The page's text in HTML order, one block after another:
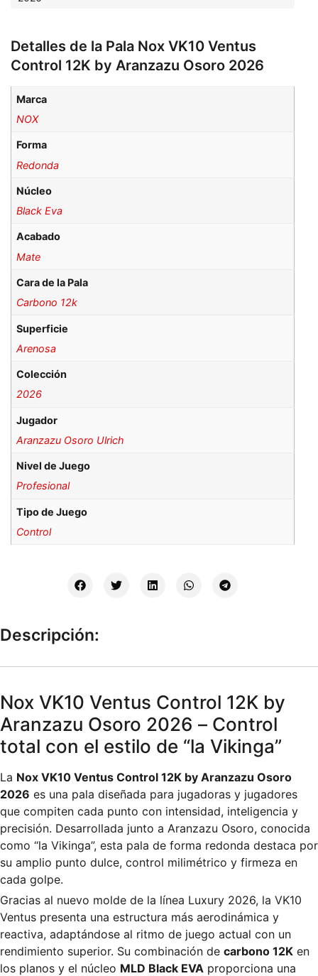
Detalles de la Pala Nox VK10 Ventus
Control 12K by Aranzazu Osoro 2026
Marca
NOX
Forma
Redonda
Núcleo
Black Eva
Acabado
Mate
Cara de la Pala
Carbono 12k
Superficie
Arenosa
Colección
2026
Jugador
Aranzazu Osoro Ulrich
Nivel de Juego
Profesional
Tipo de Juego
Control
Descripción:
Nox VK10 Ventus Control 12K by
Aranzazu Osoro 2026 – Control
total con el estilo de “la Vikinga”
La Nox VK10 Ventus Control 12K by Aranzazu Osoro
2026 es una pala diseñada para jugadoras y jugadores
que compiten cada punto con intensidad, inteligencia y
precisión. Desarrollada junto a Aranzazu Osoro, conocida
como “la Vikinga”, esta pala de forma redonda destaca por
su amplio punto dulce, control milimétrico y firmeza en
cada golpe.
Gracias al nuevo molde de la línea Luxury 2026, la VK10
Ventus presenta una estructura más aerodinámica y
reactiva, adaptándose al ritmo de juego actual con un
rendimiento superior. Su combinación de carbono 12K en
los planos y el núcleo MLD Black EVA proporciona una